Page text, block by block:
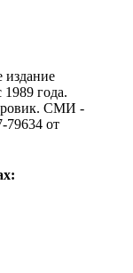
издание
1989 года.
CМИ -
79634 от